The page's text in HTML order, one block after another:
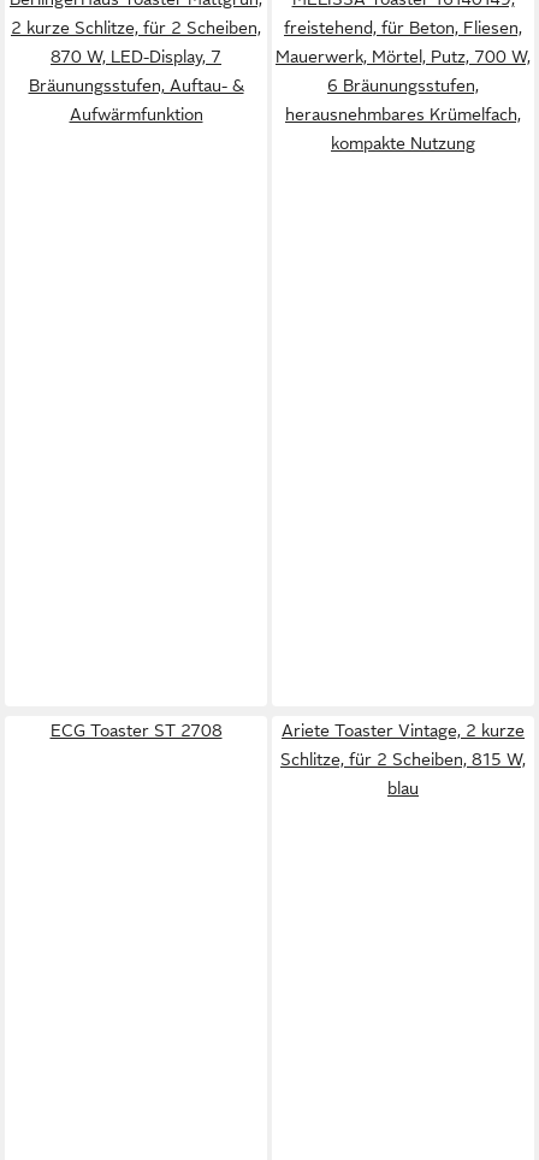
2 kurze Schlitze, für 2 Scheiben,
870 W, LED-Display, 7
Bräunungsstufen, Auftau- &
Aufwärmfunktion
freistehend, für Beton, Fliesen,
Mauerwerk, Mörtel, Putz, 700 W,
6 Bräunungsstufen,
herausnehmbares Krümelfach,
kompakte Nutzung
ECG Toaster ST 2708
Ariete Toaster Vintage, 2 kurze
Schlitze, für 2 Scheiben, 815 W,
blau